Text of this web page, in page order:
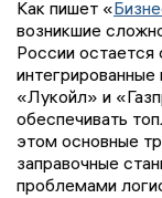
Как пишет «
возникшие
России остается
«Лукойл» и
обеспечивать
этом основные
заправочные
проблемами